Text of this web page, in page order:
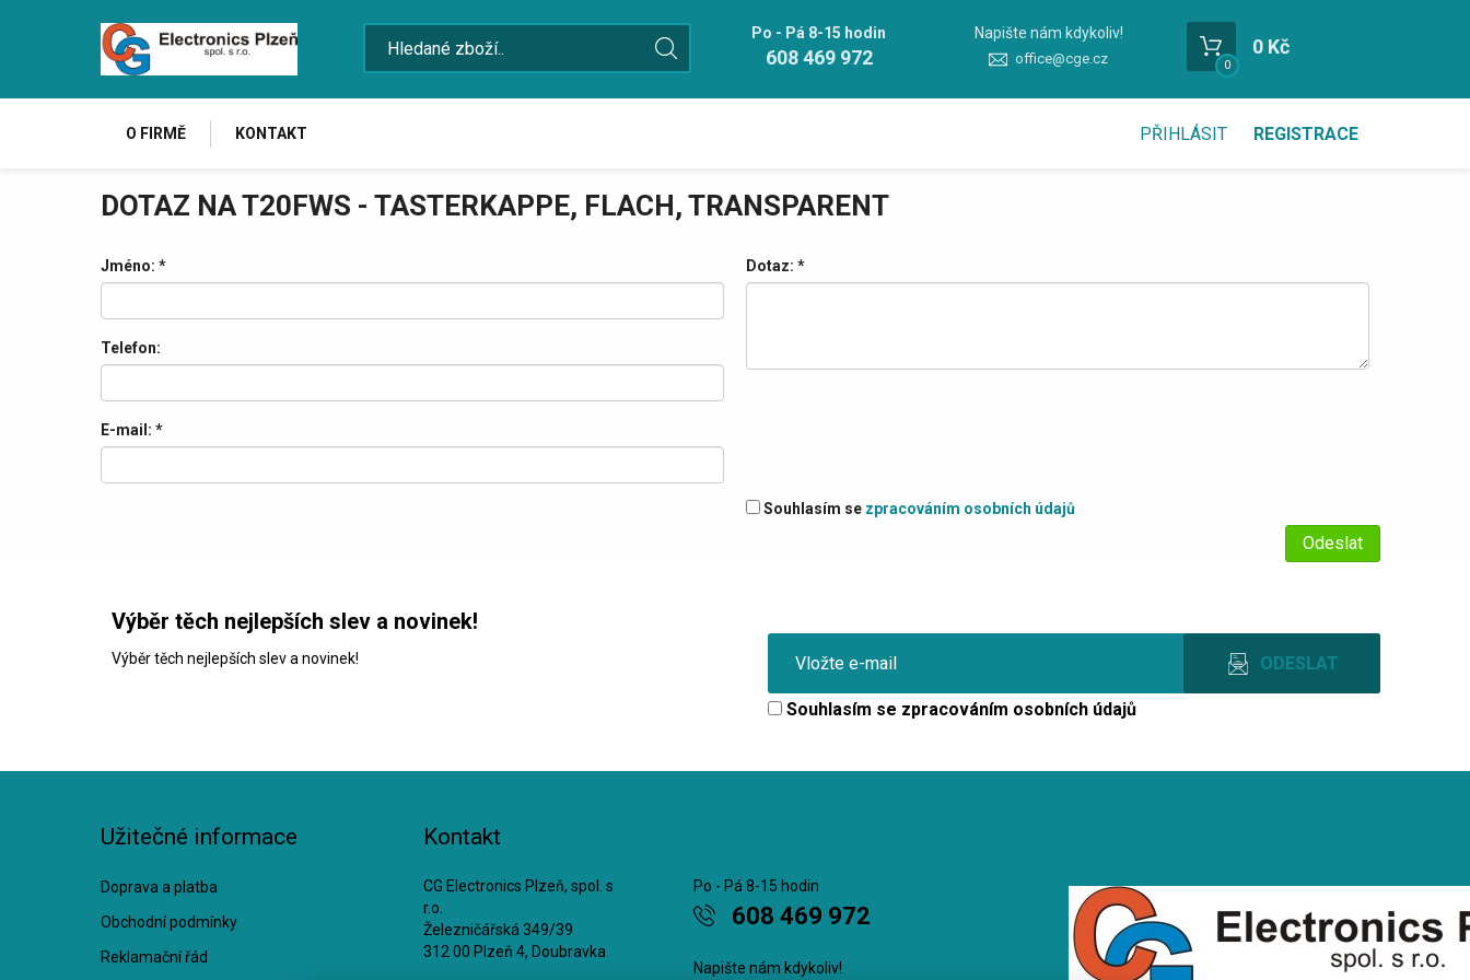
Po - Pá 8-15 hodin
608 469 972
Napište nám kdykoliv!
office@cge.cz 0
0 Kč
O FIRMĚ KONTAKT PŘIHLÁSIT REGISTRACE
DOTAZ NA T20FWS - TASTERKAPPE, FLACH, TRANSPARENT
Jméno: *
Telefon:
E-mail: *
Dotaz: *
Souhlasím se zpracováním osobních údajů
Výběr těch nejlepších slev a novinek!
Výběr těch nejlepších slev a novinek!
Souhlasím se zpracováním osobních údajů
Užitečné informace
Doprava a platba
Obchodní podmínky
Reklamační řád
Kontakt
CG Electronics Plzeň, spol. s
r.o.
Železničářská 349/39
312 00 Plzeň 4, Doubravka
Po - Pá 8-15 hodin
608 469 972
Napište nám kdykoliv!